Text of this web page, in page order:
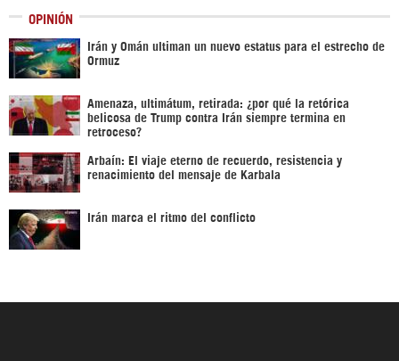
OPINIÓN
Irán y Omán ultiman un nuevo estatus para el estrecho de
Ormuz
Amenaza, ultimátum, retirada: ¿por qué la retórica
belicosa de Trump contra Irán siempre termina en
retroceso?
Arbaín: El viaje eterno de recuerdo, resistencia y
renacimiento del mensaje de Karbala
Irán marca el ritmo del conflicto